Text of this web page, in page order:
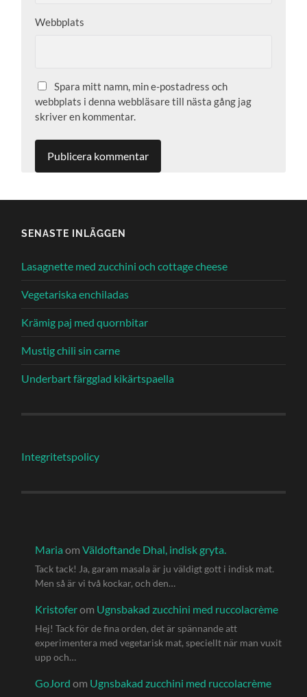
Webbplats
Spara mitt namn, min e-postadress och
webbplats i denna webbläsare till nästa gång jag
skriver en kommentar.
SENASTE INLÄGGEN
Lasagnette med zucchini och cottage cheese
Vegetariska enchiladas
Krämig paj med quornbitar
Mustig chili sin carne
Underbart färgglad kikärtspaella
Integritetspolicy
Maria omVäldoftande Dhal, indisk gryta.
Tack tack! Ja, garam masala är ju väldigt gott i indisk mat.
Men så är vi två kockar, och den…
Kristoferom Ugnsbakad zucchini med ruccolacrème
Hej! Tack för de fina orden, det är spännande att
experimentera med vegetarisk mat, speciellt när man vuxit
upp och…
GoJord om Ugnsbakad zucchini med ruccolacrème